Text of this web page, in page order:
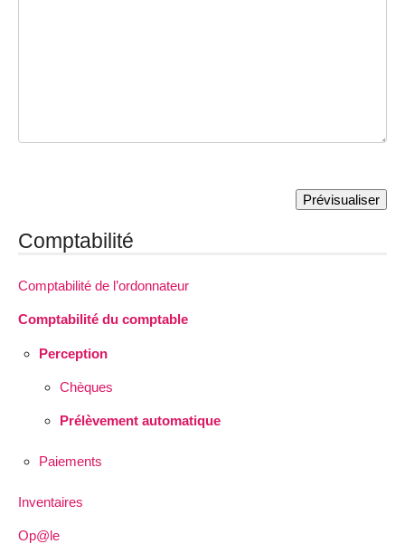
Comptabilité
Comptabilité de l’ordonnateur
Comptabilité du comptable
Perception
Chèques
Prélèvement automatique
Paiements
Inventaires
Op@le